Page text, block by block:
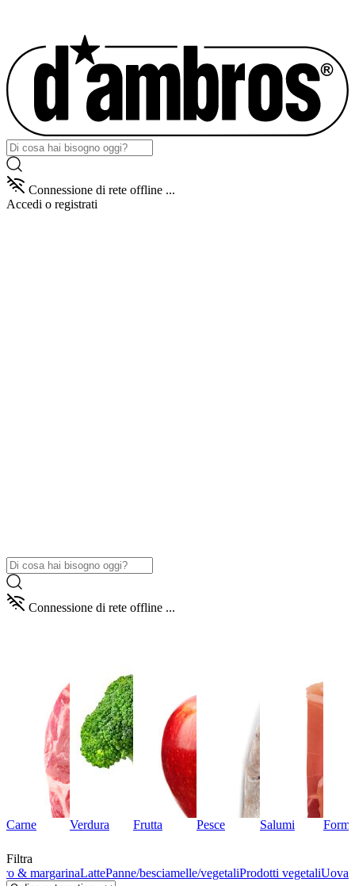
Connessione di rete offline ...
Accedi o registrati
Connessione di rete offline ...
Carne Verdura Frutta Pesce Salumi
Filtra
& margarinaLattePanne/besciamelle/vegetaliProdotti vegetaliUova